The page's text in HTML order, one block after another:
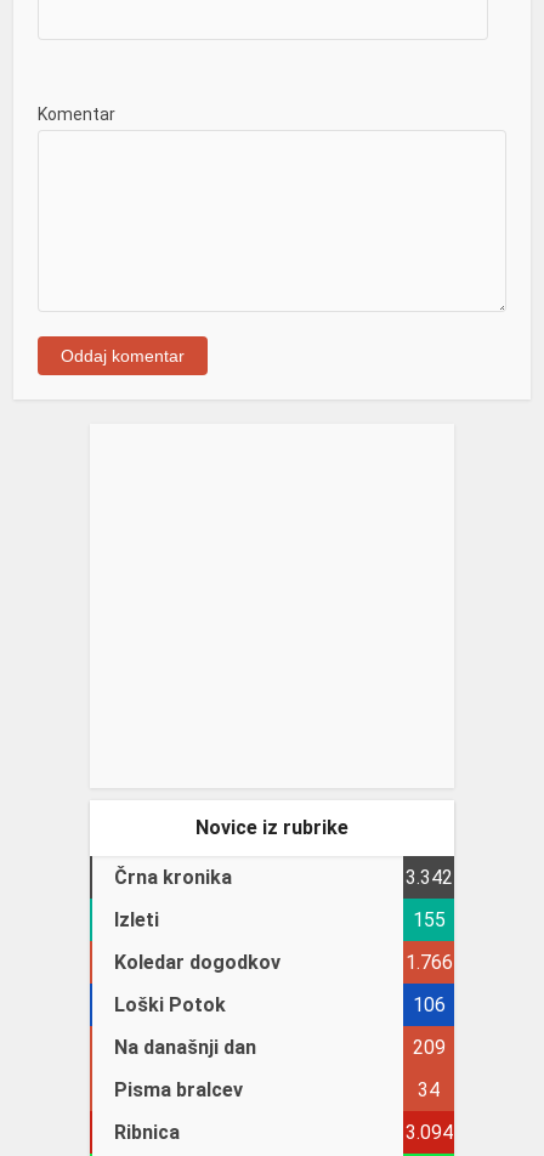
Komentar
Novice iz rubrike
Črna kronika
3.342
Izleti
155
Koledar dogodkov
1.766
Loški Potok
106
Na današnji dan
209
Pisma bralcev
34
Ribnica
3.094